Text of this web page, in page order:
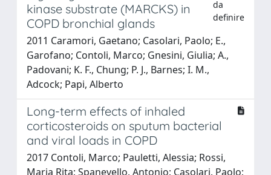
kinase substrate (MARCKS) in
COPD bronchial glands
da
definire
2011 Caramori, Gaetano; Casolari, Paolo; E.,
Garofano; Contoli, Marco; Gnesini, Giulia; A.,
Padovani; K. F., Chung; P. J., Barnes; I. M.,
Adcock; Papi, Alberto
Long-term effects of inhaled
corticosteroids on sputum bacterial
and viral loads in COPD
2017 Contoli, Marco; Pauletti, Alessia; Rossi,
Maria Rita; Spanevello, Antonio; Casolari, Paolo;